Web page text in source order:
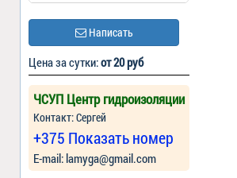
Написать
Цена за сутки:от 20 руб
ЧСУП Центр гидроизоляции
Контакт: Сергей
+375 Показать номер
Е-mail: lamyga@gmail.com